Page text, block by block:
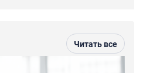
Читать все